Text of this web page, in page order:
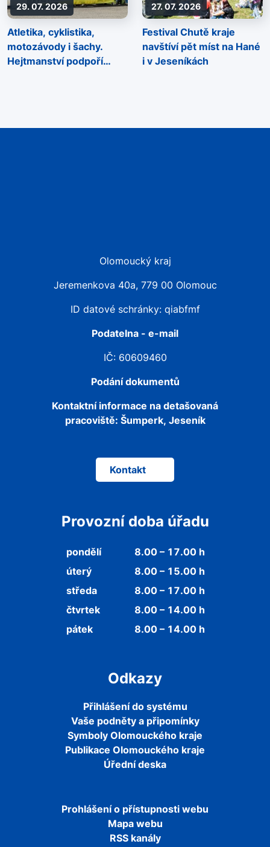
29. 07. 2026
Atletika, cyklistika,
motozávody i šachy.
Hejtmanství podpoří
27. 07. 2026
Festival Chutě kraje
navštíví pět míst na Hané
i v Jeseníkách
Olomoucký kraj
Jeremenkova 40a, 779 00 Olomouc
ID datové schránky: qiabfmf
Podatelna - e-mail
IČ: 60609460
Podání dokumentů
Kontaktní informace na detašovaná
pracoviště: Šumperk, Jeseník
Kontakt
Provozní doba úřadu
pondělí
8.00 – 17.00 h
úterý
8.00 – 15.00 h
středa
8.00 – 17.00 h
čtvrtek
8.00 – 14.00 h
pátek
8.00 – 14.00 h
Odkazy
Přihlášení do systému
Vaše podněty a připomínky
Symboly Olomouckého kraje
Publikace Olomouckého kraje
Úřední deska
Prohlášení o přístupnosti webu
Mapa webu
RSS kanály